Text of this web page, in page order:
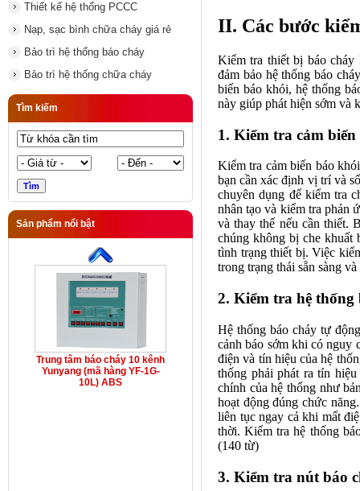
Thiết kế hệ thống PCCC
Nạp, sạc bình chữa cháy giá rẻ
Bảo trì hệ thống báo cháy
Bảo trì hệ thống chữa cháy
Tìm kiếm
Sản phẩm nổi bật
Trung tâm báo cháy 10 kênh
Yunyang (mã hàng YF-1G-
10L) ABS
II. Các bước
Kiểm tra thiết bị báo cháy
đảm bảo hệ thống báo
biến báo khói, hệ thống
này giúp phát hiện sớm và
1. Kiểm tra cảm
Kiểm tra cảm biến báo
bạn cần xác định vị trí và
chuyên dụng để kiểm tra
nhân tạo và kiểm tra phản
và thay thế nếu cần thiết.
chúng không bị che khuất
tình trạng thiết bị. Việc
trong trạng thái sẵn sàng
2. Kiểm tra hệ thống
Hệ thống báo cháy tự
cảnh báo sớm khi có nguy
điện và tín hiệu của hệ
thống phải phát ra tín
chính của hệ thống như
hoạt động đúng chức
liên tục ngay cả khi mất
thời. Kiểm tra hệ thống
(140 từ)
3. Kiểm tra nút báo